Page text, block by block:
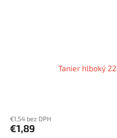
Tanier hlboký
€1,54 bez DPH
€1,89